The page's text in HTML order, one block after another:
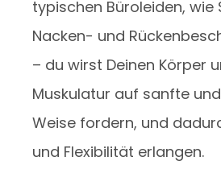
typischen Büroleiden, wie
Nacken- und
– du wirst Deinen Körper
Muskulatur auf sanfte
Weise fordern, und
und Flexibilität erlangen.